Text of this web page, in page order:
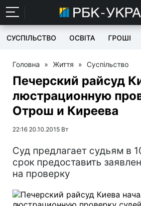
СУСПІЛЬСТВО ОСВІТА ГРОШІ
Головна » Життя » Суспільство
Печерский райсуд
люстрационную
Отрош и Киреева
22:16 20.10.2015 Вт
Суд предлагает судьям в
срок предоставить
на проверку